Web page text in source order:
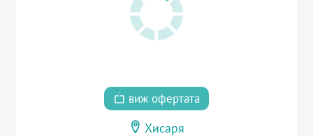
виж офертата
Хисаря